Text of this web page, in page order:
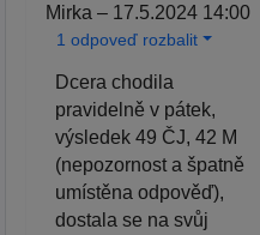
Mirka – 17.5.2024 14:00
1 odpoveď rozbalit
Dcera chodila
pravidelně v pátek,
výsledek 49 ČJ, 42 M
(nepozornost a špatně
umístěna odpověď),
dostala se na svůj